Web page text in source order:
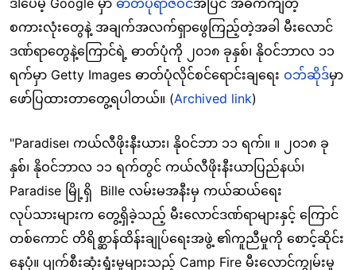
ဒါပေမဲ့ Google မှာ ဓာတ်ပုံရာဇဝင်အပြင် အဓိကကျတဲ့
စကားလုံးတွေနဲ့ အချက်အလက်ရှာဖွေကြည့်တဲ့အခါ မီးလောင်
ဒဏ်ရာတွေနဲ့ကြောင်ရဲ့ ဓာတ်ပုံကို ၂၀၁၈ ခုနှစ်၊ နိုဝင်ဘာလ ၁၁
ရက်မှာ Getty Images ဓာတ်ပုံလိုင်စင်ရောင်းချရေး ဝဘ်ဆိုဒ်မှာ
ဖော်ပြထားတာတွေ့ရပါတယ်။ (Archived link)
"Paradise၊ ကယ်လီဖိုးနီးယား၊ နိုဝင်ဘာ ၁၁ ရက်။ ။ ၂၀၁၈ ခု
နှစ်၊ နိုဝင်ဘာလ ၁၁ ရက်တွင် ကယ်လီဖိုးနီးယာပြည်နယ်၊
Paradise မြို့ရှိ Bille လမ်းမအနီးမှ ကယ်ဆယ်ရေး
လုပ်သားများက တွေ့ရှိခဲ့သည့် မီးလောင်ဒဏ်ရာများနှင့် ကြောင်
တစ်ကောင် တိရိစ္ဆာန်ထိန်းချုပ်ရေးအဖွဲ့ ၏ကူညီမှုကို စောင့်ဆိုင်း
နေပုံ။ ပျက်စီးဆုံးရှုံးမှုများသည့် Camp Fire မီးလောင်ကျွမ်းမှု